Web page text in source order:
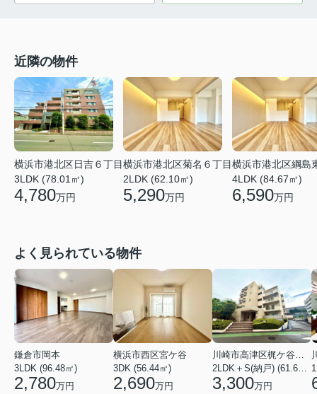
近隣の物件
横浜市港北区日吉６丁目
3LDK (78.01㎡)
4,780万円
横浜市港北区菊名６丁目
2LDK (62.10㎡)
5,290万円
横浜市港北区綱島
4LDK (84.67㎡)
6,590万円
よく見られている物件
鎌倉市岡本
3LDK (96.48㎡)
2,780万円
横浜市西区宮ケ谷
3DK (56.44㎡)
2,690万円
川崎市高津区梶ケ谷２丁目
2LDK＋S(納戸) (61.61㎡)
3,300万円